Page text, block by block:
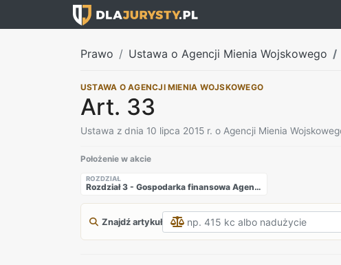
Prawo Ustawa o Agencji Mienia Wojskowego
USTAWA O AGENCJI MIENIA WOJSKOWEGO
Art. 33
Ustawa z dnia 10 lipca 2015 r. o Agencji Mienia
Położenie w akcie
ROZDZIAŁ
Rozdział 3 - Gospodarka finansowa Agencji
Znajdź artykuł